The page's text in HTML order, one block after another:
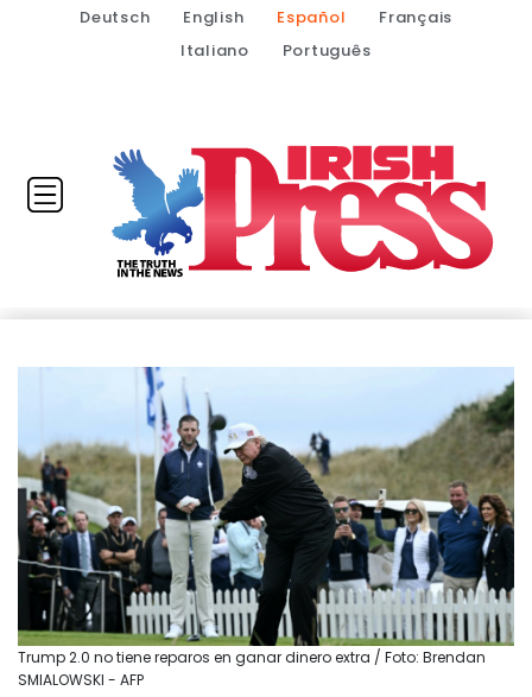
Deutsch English Español
Français
Italiano
Português
Trump 2.0 no tiene reparos en ganar dinero extra / Foto: Brendan
SMIALOWSKI - AFP